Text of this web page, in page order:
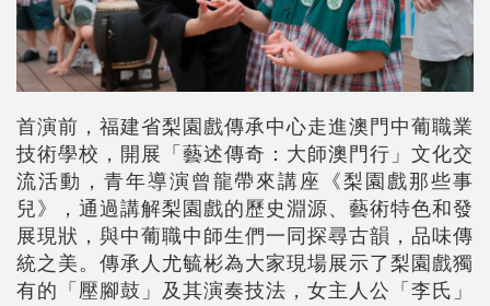
首演前，福建省梨園戲傳承中心走進澳門中葡職業
技術學校，開展「藝述傳奇：大師澳門行」文化交
流活動，青年導演曾龍帶來講座《梨園戲那些事
兒》，通過講解梨園戲的歷史淵源、藝術特色和發
展現狀，與中葡職中師生們一同探尋古韻，品味傳
統之美。傳承人尤毓彬為大家現場展示了梨園戲獨
有的「壓腳鼓」及其演奏技法，女主人公「李氏」